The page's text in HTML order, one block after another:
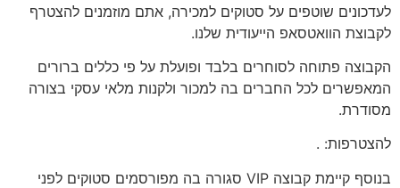
לעדכונים שוטפים על סטוקים למכירה, אתם מוזמנים להצטרף
לקבוצת הוואטסאפ הייעודית שלנו.
הקבוצה פתוחה לסוחרים בלבד ופועלת על פי כללים ברורים
המאפשרים לכל החברים בה למכור ולקנות מלאי עסקי בצורה
מסודרת.
להצטרפות: .
בנוסף קיימת קבוצה VIP סגורה בה מפורסמים סטוקים לפני